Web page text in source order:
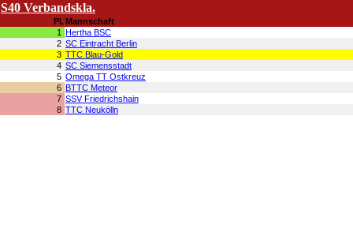
S40 Verbandskla.
Pl.Mannschaft
1 Hertha BSC
2 SC Eintracht Berlin
3 TTC Blau-Gold
4 SC Siemensstadt
5 Omega TT Ostkreuz
6 BTTC Meteor
7 SSV Friedrichshain
8 TTC Neukölln